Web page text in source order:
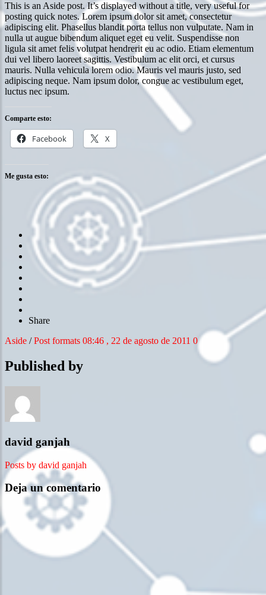
This is an Aside post. It’s displayed without a title, very useful for
posting quick notes. Lorem ipsum dolor sit amet, consectetur
adipiscing elit. Phasellus blandit porta tellus non vulputate. Nam in
nulla ut augue bibendum aliquet eget eu velit. Suspendisse non
ligula sit amet felis volutpat hendrerit eu ac odio. Etiam elementum
dui vel libero laoreet sagittis. Vestibulum ac elit orci, et cursus
mauris. Nulla vehicula lorem odio. Mauris vel mauris justo, sed
adipiscing neque. Nam ipsum dolor, congue ac vestibulum eget,
luctus nec ipsum.
Comparte esto:
Facebook X
Me gusta esto:
Share
Aside /Post formats 08:46 , 22 de agosto de 2011 0
Published by
david ganjah
Posts by david ganjah
Deja un comentario